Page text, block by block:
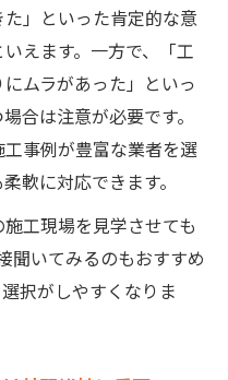
た」といった肯定的な意
えます。一方で、「工
ムラがあった」といっ
合は注意が必要です。
事例が豊富な業者を選
軟に対応できます。
工現場を見学させても
聞いてみるのもおすすめ
択がしやすくなりま